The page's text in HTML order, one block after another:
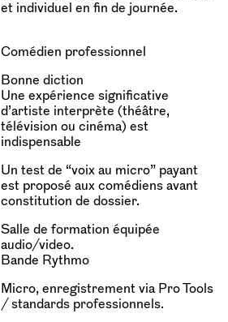
et individuel en fin de journée.
Comédien professionnel
Bonne diction
Une expérience significative
d’artiste interprète (théâtre,
télévision ou cinéma) est
indispensable
Un test de “voix au micro” payant
est proposé aux comédiens avant
constitution de dossier.
Salle de formation équipée
audio/video.
Bande Rythmo
Micro, enregistrement via Pro Tools
/ standards professionnels.